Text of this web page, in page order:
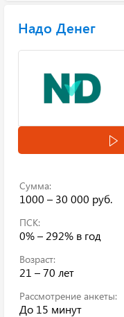
Надо Денег
Сумма:
1000 – 30 000 руб.
ПСК:
0% – 292% в год
Возраст:
21 – 70 лет
Рассмотрение анкеты:
До 15 минут